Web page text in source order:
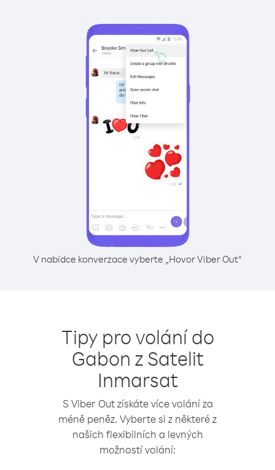
V nabídce konverzace vyberte „Hovor Viber Out“
Tipy pro volání do
Gabon z Satelit
Inmarsat
S Viber Out získáte více volání za
méně peněz. Vyberte si z některé z
našich flexibilních a levných
možností volání: